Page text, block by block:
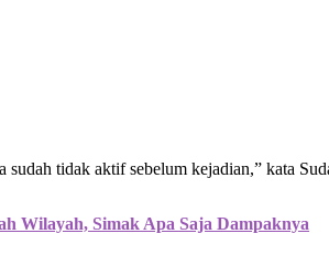
sudah tidak aktif sebelum kejadian,” kata
Wilayah, Simak Apa Saja Dampaknya